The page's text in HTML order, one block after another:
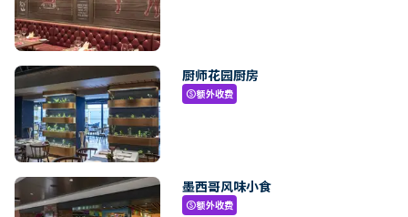
厨师花园厨房
paid额外收费
墨西哥风味小食
paid额外收费